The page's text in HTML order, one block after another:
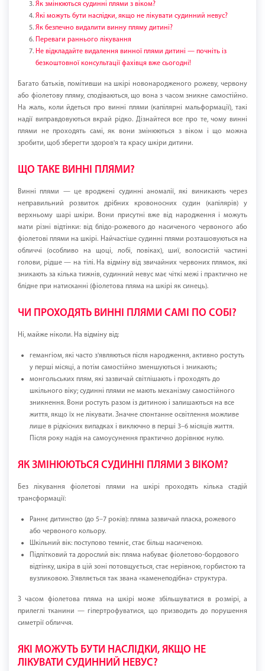
Як змінюються судинні плями з віком?
Які можуть бути наслідки, якщо не лікувати судинний невус?
Як безпечно видалити винну пляму дитині?
Переваги раннього лікування
Не відкладайте видалення винної плями дитині — почніть із
безкоштовної консультації фахівця вже сьогодні!
Багато батьків, помітивши на шкірі новонародженого рожеву, червону
або фіолетову пляму, сподіваються, що вона з часом зникне самостійно.
На жаль, коли йдеться про винні плями (капілярні мальформації), такі
надії виправдовуються вкрай рідко. Дізнайтеся все про те, чому винні
плями не проходять самі, як вони змінюються з віком і що можна
зробити, щоб зберегти здоров'я та красу шкіри дитини.
ЩО ТАКЕ ВИННІ ПЛЯМИ?
Винні плями — це вроджені судинні аномалії, які виникають через
неправильний розвиток дрібних кровоносних судин (капілярів) у
верхньому шарі шкіри. Вони присутні вже від народження і можуть
мати різні відтінки: від блідо-рожевого до насиченого червоного або
фіолетові плями на шкірі. Найчастіше судинні плями розташовуються на
обличчі (особливо на щоці, лобі, повіках), шиї, волосистій частині
голови, рідше — на тілі. На відміну від звичайних червоних плямок, які
зникають за кілька тижнів, судинний невус має чіткі межі і практично не
блідне при натисканні (фіолетова пляма на шкірі як синець).
ЧИ ПРОХОДЯТЬ ВИННІ ПЛЯМИ САМІ ПО СОБІ?
Ні, майже ніколи. На відміну від:
гемангіом, які часто з'являються після народження, активно ростуть
у перші місяці, а потім самостійно зменшуються і зникають;
монгольських плям, які зазвичай світлішають і проходять до
шкільного віку; судинні плями не мають механізму самостійного
зникнення. Вони ростуть разом із дитиною і залишаються на все
життя, якщо їх не лікувати. Значне спонтанне освітлення можливе
лише в рідкісних випадках і виключно в перші 3–6 місяців життя.
Після року надія на самоусунення практично дорівнює нулю.
ЯК ЗМІНЮЮТЬСЯ СУДИННІ ПЛЯМИ З ВІКОМ?
Без лікування фіолетові плями на шкірі проходять кілька стадій
трансформації:
Раннє дитинство (до 5–7 років): пляма зазвичай пласка, рожевого
або червоного кольору.
Шкільний вік: поступово темніє, стає більш насиченою.
Підлітковий та дорослий вік: пляма набуває фіолетово-бордового
відтінку, шкіра в цій зоні потовщується, стає нерівною, горбистою та
вузликовою. З'являється так звана «каменеподібна» структура.
З часом фіолетова пляма на шкірі може збільшуватися в розмірі, а
прилеглі тканини — гіпертрофуватися, що призводить до порушення
симетрії обличчя.
ЯКІ МОЖУТЬ БУТИ НАСЛІДКИ, ЯКЩО НЕ
ЛІКУВАТИ СУДИННИЙ НЕВУС?